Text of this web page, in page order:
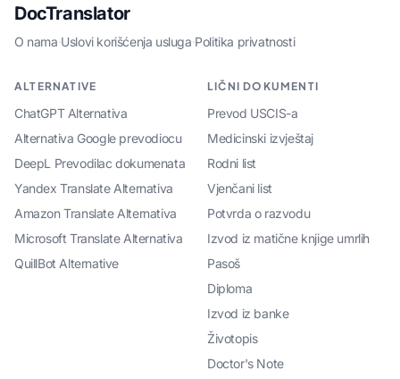
DocTranslator
O nama·Uslovi korišćenja usluga·Politika privatnosti
ALTERNATIVE
ChatGPT Alternativa
Alternativa Google prevodiocu
DeepL Prevodilac dokumenata
Yandex Translate Alternativa
Amazon Translate Alternativa
Microsoft Translate Alternativa
QuillBot Alternative
LIČNI DOKUMENTI
Prevod USCIS-a
Medicinski izvještaj
Rodni list
Vjenčani list
Potvrda o razvodu
Izvod iz matične knjige umrlih
Pasoš
Diploma
Izvod iz banke
Životopis
Doctor's Note